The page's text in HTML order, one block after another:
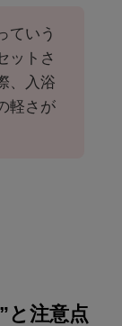
ていう
ットさ
、入浴
軽さが
と注意点